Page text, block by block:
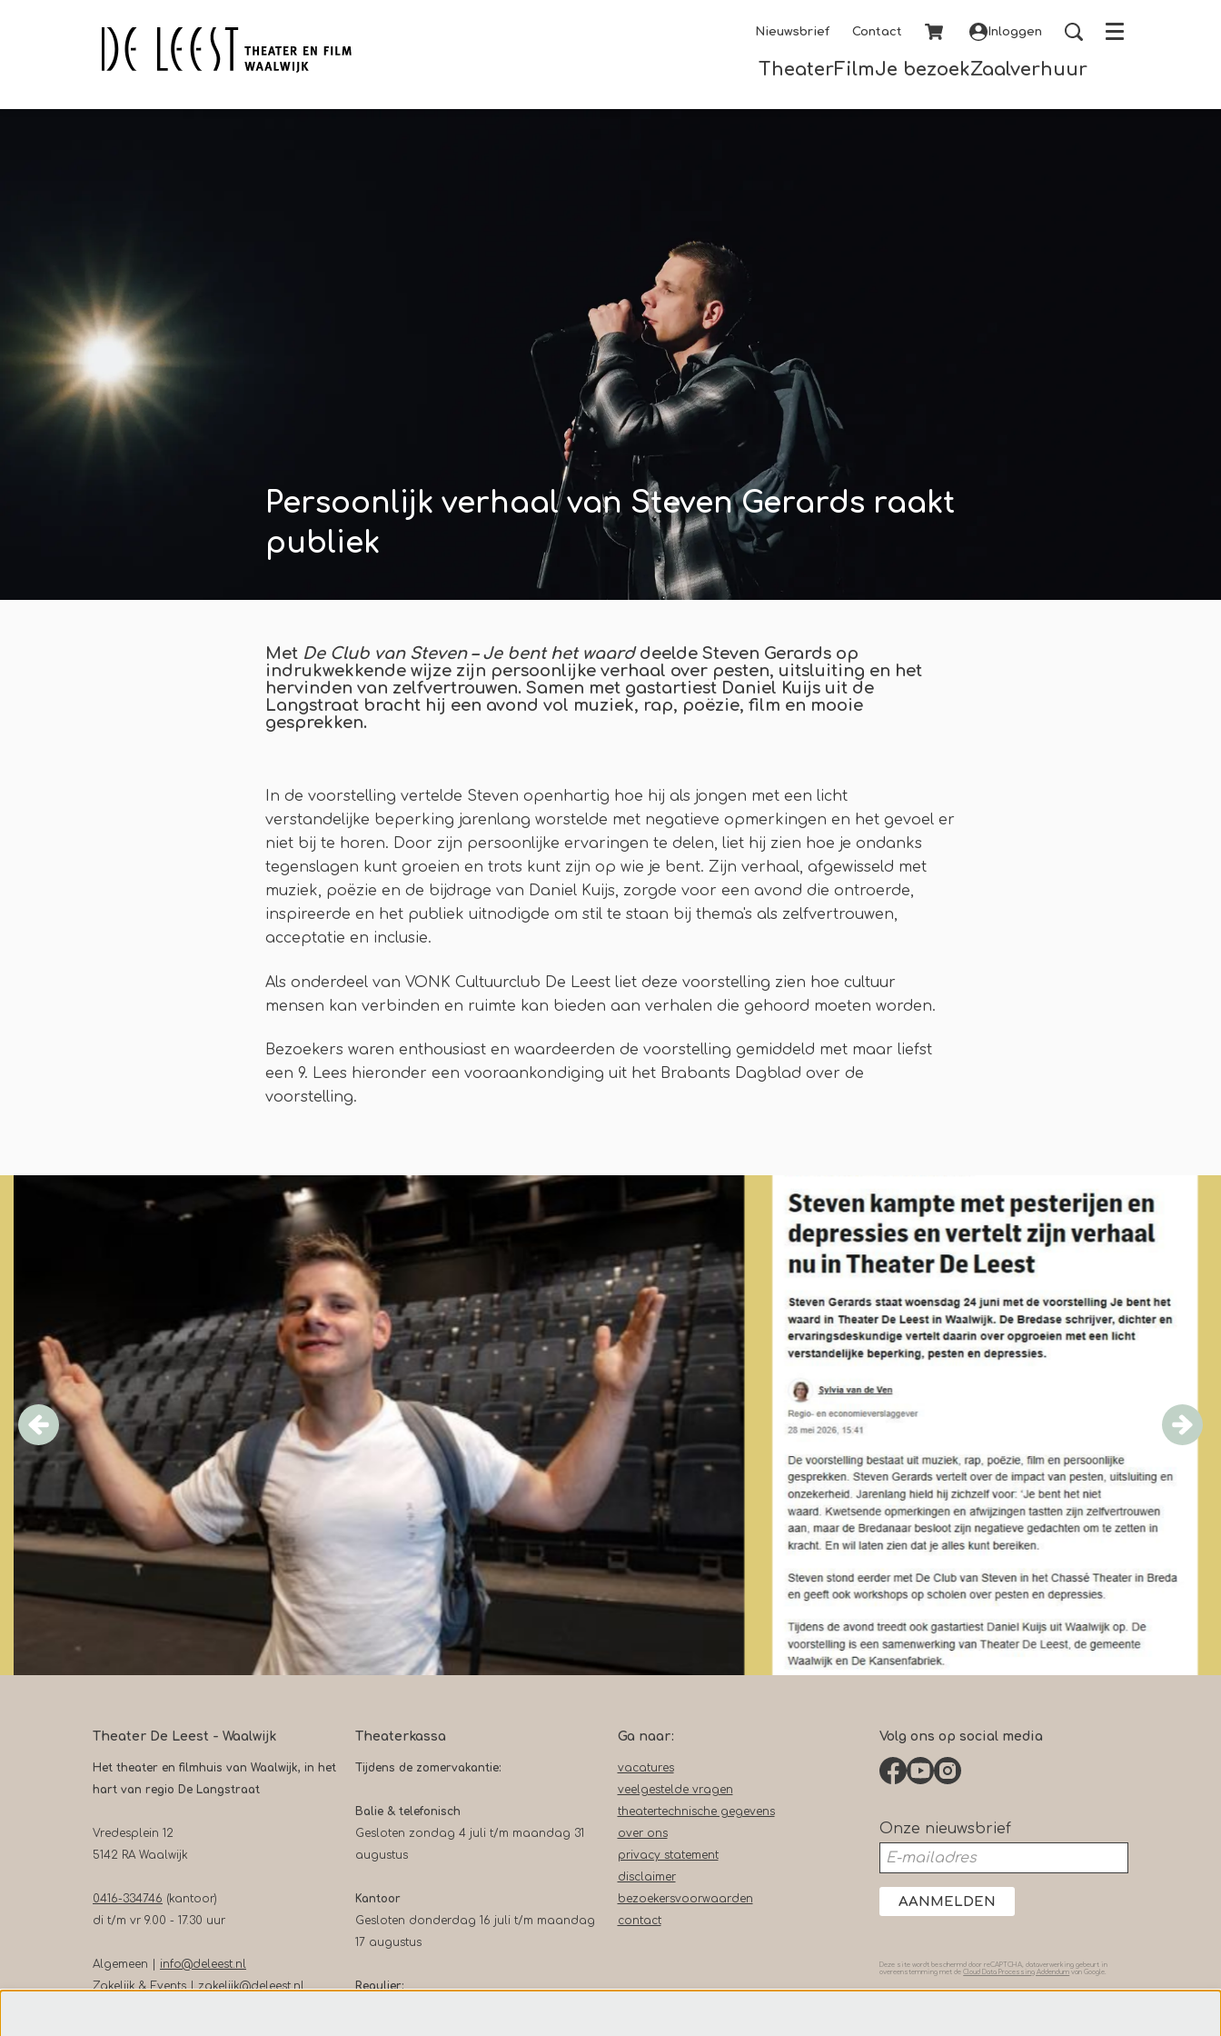
Nieuwsbrief Contact Inloggen
TheaterFilmJe bezoekZaalverhuur
Menu
Persoonlijk verhaal van Steven Gerards raakt
publiek
Met De Club van Steven – Je bent het waarddeelde Steven Gerards op
indrukwekkende wijze zijn persoonlijke verhaal over pesten, uitsluiting en het
hervinden van zelfvertrouwen. Samen met gastartiest Daniel Kuijs uit de
Langstraat bracht hij een avond vol muziek, rap, poëzie, film en mooie
gesprekken.
In de voorstelling vertelde Steven openhartig hoe hij als jongen met een licht
verstandelijke beperking jarenlang worstelde met negatieve opmerkingen en het gevoel er
niet bij te horen. Door zijn persoonlijke ervaringen te delen, liet hij zien hoe je ondanks
tegenslagen kunt groeien en trots kunt zijn op wie je bent. Zijn verhaal, afgewisseld met
muziek, poëzie en de bijdrage van Daniel Kuijs, zorgde voor een avond die ontroerde,
inspireerde en het publiek uitnodigde om stil te staan bij thema's als zelfvertrouwen,
acceptatie en inclusie.
Als onderdeel van VONK Cultuurclub De Leest liet deze voorstelling zien hoe cultuur
mensen kan verbinden en ruimte kan bieden aan verhalen die gehoord moeten worden.
Bezoekers waren enthousiast en waardeerden de voorstelling gemiddeld met maar liefst
een 9. Lees hieronder een vooraankondiging uit het Brabants Dagblad over de
voorstelling.
Theater De Leest - Waalwijk
Het theater en filmhuis van Waalwijk, in het
hart van regio De Langstraat
Vredesplein 12
5142 RA Waalwijk
0416-334746 (kantoor)
di t/m vr 9.00 - 17.30 uur
Algemeen | info@deleest.nl
Zakelijk & Events | zakelijk@deleest.nl
Theaterkassa
Tijdens de zomervakantie:
Balie & telefonisch
Gesloten zondag 4 juli t/m maandag 31
augustus
Kantoor
Gesloten donderdag 16 juli t/m maandag
17 augustus
Regulier:
Ga naar:
vacatures
veelgestelde vragen
theatertechnische gegevens
over ons
privacy statement
disclaimer
bezoekersvoorwaarden
contact
Volg ons op social media
Onze nieuwsbrief
AANMELDEN
Deze site wordt beschermd door reCAPTCHA, dataverwerking gebeurt in
overeenstemming met deCloud Data Processing Addendum van Google.